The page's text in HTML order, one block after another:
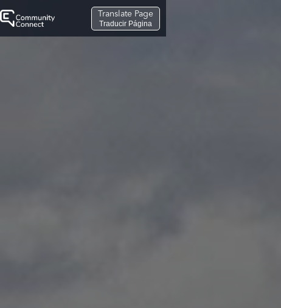
Translate Page
Traducir Página